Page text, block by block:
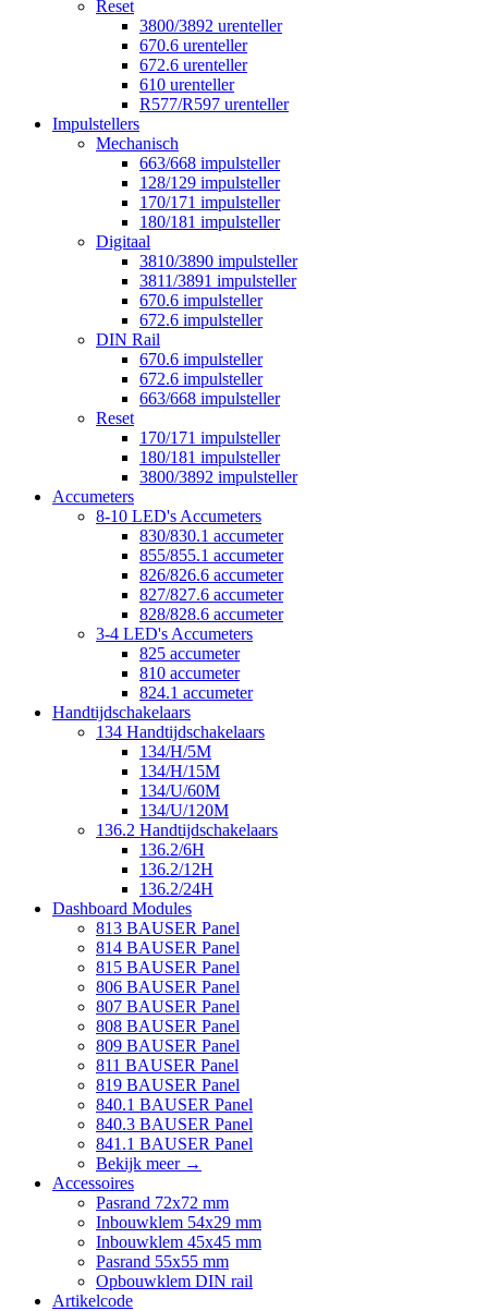
Reset
3800/3892 urenteller
670.6 urenteller
672.6 urenteller
610 urenteller
R577/R597 urenteller
Impulstellers
Mechanisch
663/668 impulsteller
128/129 impulsteller
170/171 impulsteller
180/181 impulsteller
Digitaal
3810/3890 impulsteller
3811/3891 impulsteller
670.6 impulsteller
672.6 impulsteller
DIN Rail
670.6 impulsteller
672.6 impulsteller
663/668 impulsteller
Reset
170/171 impulsteller
180/181 impulsteller
3800/3892 impulsteller
Accumeters
8-10 LED's Accumeters
830/830.1 accumeter
855/855.1 accumeter
826/826.6 accumeter
827/827.6 accumeter
828/828.6 accumeter
3-4 LED's Accumeters
825 accumeter
810 accumeter
824.1 accumeter
Handtijdschakelaars
134 Handtijdschakelaars
134/H/5M
134/H/15M
134/U/60M
134/U/120M
136.2 Handtijdschakelaars
136.2/6H
136.2/12H
136.2/24H
Dashboard Modules
813 BAUSER Panel
814 BAUSER Panel
815 BAUSER Panel
806 BAUSER Panel
807 BAUSER Panel
808 BAUSER Panel
809 BAUSER Panel
811 BAUSER Panel
819 BAUSER Panel
840.1 BAUSER Panel
840.3 BAUSER Panel
841.1 BAUSER Panel
Bekijk meer →
Accessoires
Pasrand 72x72 mm
Inbouwklem 54x29 mm
Inbouwklem 45x45 mm
Pasrand 55x55 mm
Opbouwklem DIN rail
Artikelcode